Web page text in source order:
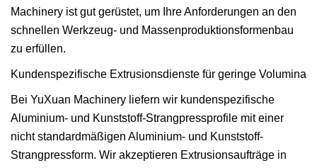
Machinery ist gut gerüstet, um Ihre Anforderungen an den
schnellen Werkzeug- und Massenproduktionsformenbau
zu erfüllen.
Kundenspezifische Extrusionsdienste für geringe Volumina
Bei YuXuan Machinery liefern wir kundenspezifische
Aluminium- und Kunststoff-Strangpressprofile mit einer
nicht standardmäßigen Aluminium- und Kunststoff-
Strangpressform. Wir akzeptieren Extrusionsaufträge in